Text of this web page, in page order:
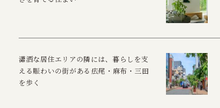
瀟洒な居住エリアの隣には、暮らしを支
える賑わいの街がある――広尾・麻布・三田
を歩く